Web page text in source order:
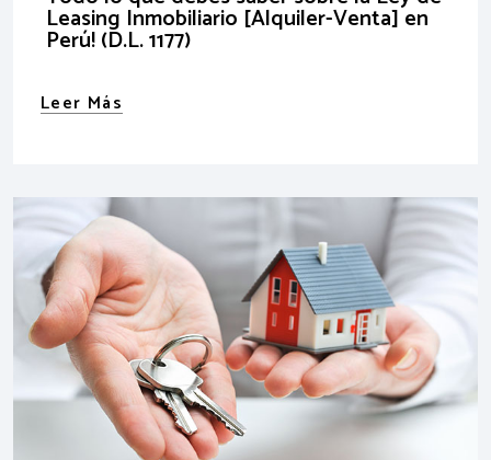
Leasing Inmobiliario [Alquiler-Venta] en
Perú! (D.L. 1177)
Leer Más